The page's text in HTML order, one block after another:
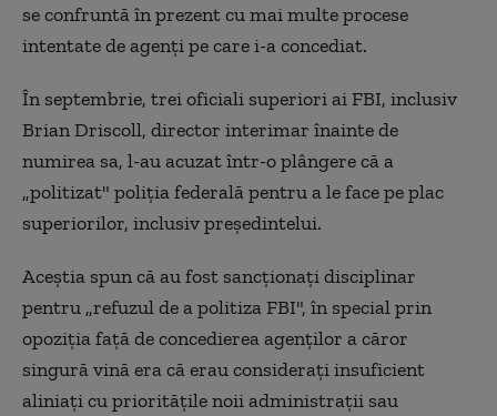
se confruntă în prezent cu mai multe procese
intentate de agenţi pe care i-a concediat.
În septembrie, trei oficiali superiori ai FBI, inclusiv
Brian Driscoll, director interimar înainte de
numirea sa, l-au acuzat într-o plângere că a
„politizat" poliţia federală pentru a le face pe plac
superiorilor, inclusiv preşedintelui.
Aceştia spun că au fost sancţionaţi disciplinar
pentru „refuzul de a politiza FBI", în special prin
opoziţia faţă de concedierea agenţilor a căror
singură vină era că erau consideraţi insuficient
aliniaţi cu priorităţile noii administraţii sau